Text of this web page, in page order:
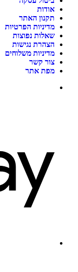
אודות
תקנון האתר
מדיניות הפרטיות
שאלות נפוצות
הצהרת נגישות
מדיניות משלוחים
צור קשר
מפת אתר